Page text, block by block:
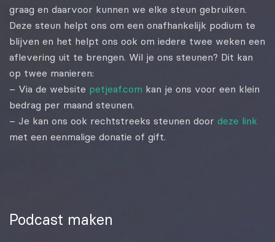
graag en daarvoor kunnen we elke steun gebruiken.
Deze steun helpt ons om een onafhankelijk podium te
blijven en het helpt ons ook om iedere twee weken een
aflevering uit te brengen. Wil je ons steunen? Dit kan
op twee manieren:
– Via de website petjeaf.com kan je ons voor een klein
bedrag per maand steunen.
– Je kan ons ook rechtstreeks steunen door deze link
met een eenmalige donatie of gift.
Podcast maken